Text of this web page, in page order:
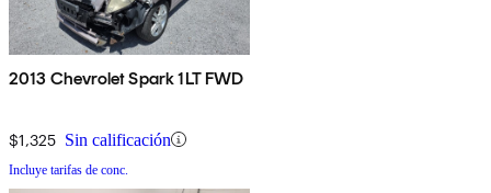
2013 Chevrolet Spark 1LT FWD
$1,325 Sin calificación
Incluye tarifas de conc.